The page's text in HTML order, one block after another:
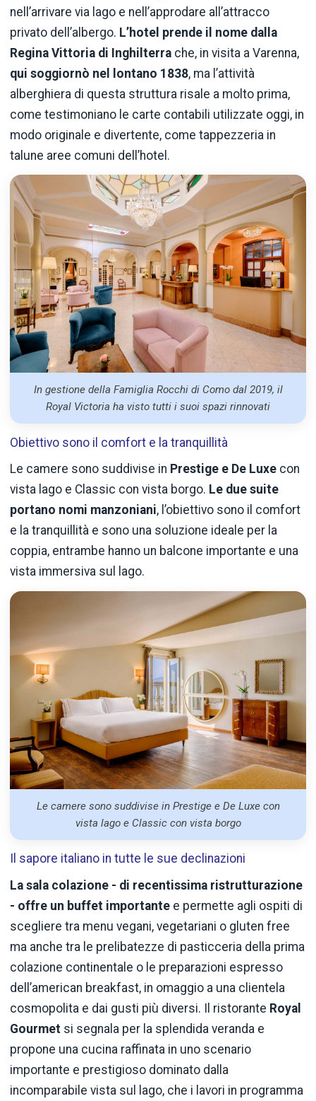
nell’arrivare via lago e nell’approdare all’attracco
privato dell’albergo. L’hotel prende il nome dalla
Regina Vittoria di Inghilterra che, in visita a Varenna,
qui soggiornò nel lontano 1838, ma l’attività
alberghiera di questa struttura risale a molto prima,
come testimoniano le carte contabili utilizzate oggi, in
modo originale e divertente, come tappezzeria in
talune aree comuni dell’hotel.
In gestione della Famiglia Rocchi di Como dal 2019, il
Royal Victoria ha visto tutti i suoi spazi rinnovati
Obiettivo sono il comfort e la tranquillità
Le camere sono suddivise in Prestige e De Luxe con
vista lago e Classic con vista borgo. Le due suite
portano nomi manzoniani, l’obiettivo sono il comfort
e la tranquillità e sono una soluzione ideale per la
coppia, entrambe hanno un balcone importante e una
vista immersiva sul lago.
Le camere sono suddivise in Prestige e De Luxe con
vista lago e Classic con vista borgo
Il sapore italiano in tutte le sue declinazioni
La sala colazione - di recentissima ristrutturazione
- offre un buffet importante e permette agli ospiti di
scegliere tra menu vegani, vegetariani o gluten free
ma anche tra le prelibatezze di pasticceria della prima
colazione continentale o le preparazioni espresso
dell’american breakfast, in omaggio a una clientela
cosmopolita e dai gusti più diversi. Il ristorante Royal
Gourmet si segnala per la splendida veranda e
propone una cucina raffinata in uno scenario
importante e prestigioso dominato dalla
incomparabile vista sul lago, che i lavori in programma